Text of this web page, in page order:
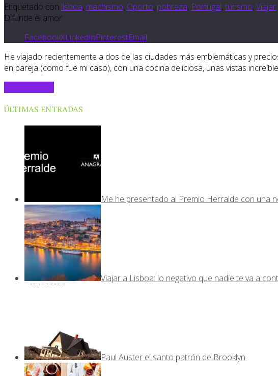
Etiquetado con lisboa, machismo, Oporto, pobreza, Portugal, turismo, Viajar
Difunde el amor
FacebookXLinkedInPinterestEmail
He viajado recientemente a dos de las ciudades más emblemáticas y
en pareja (como fue mi caso), con una cocina deliciosa, unas vistas
ÚLTIMAS ENTRADAS
Me he presentado al Premio Herralde con una
Viajar a Lisboa: lo negativo que nadie te va a
Paul Auster el santo patrón de Brooklyn